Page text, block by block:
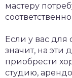
мастеру
Если у вас для
значит, на эти
приобрести
студию,